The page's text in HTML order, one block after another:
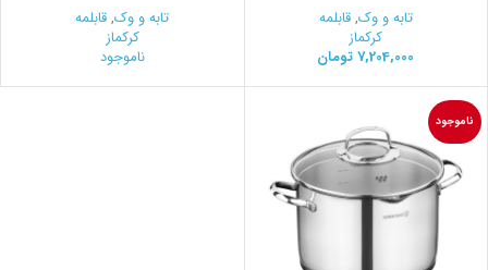
تابه و وک,قابلمه
کرکماز
7,204,000 تومان
تابه و وک,قابلمه
کرکماز
ناموجود
ناموجود